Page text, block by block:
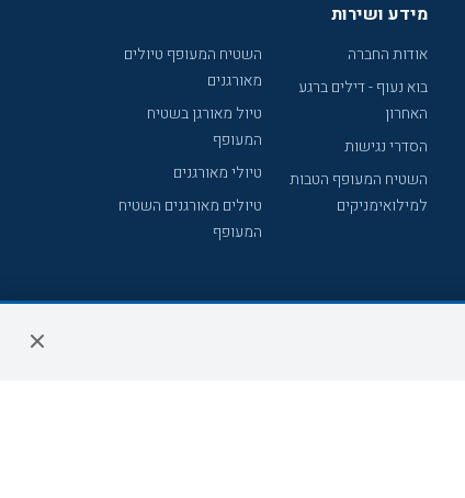
מידע ושירות
אודות החברה
בוא נעוף - דילים ברגע
האחרון
הסדרי נגישות
השטיח המעופף הטבות
למילואימניקים
השטיח המעופף טיולים
מאורגנים
טיול מאורגן בשטיח
המעופף
טיולי מאורגנים
טיולים מאורגנים השטיח
המעופף